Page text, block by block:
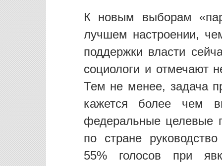
К новым выборам
лучшем настроении,
поддержки власти
социологи и отмечают
Тем не менее, задача
кажется более чем
федеральные целевые
по стране
55% голосов при